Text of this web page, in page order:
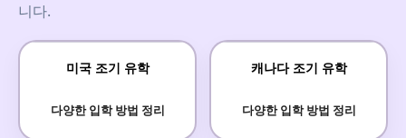
니다.
미국 조기 유학
다양한 입학 방법 정리
캐나다 조기 유학
다양한 입학 방법 정리